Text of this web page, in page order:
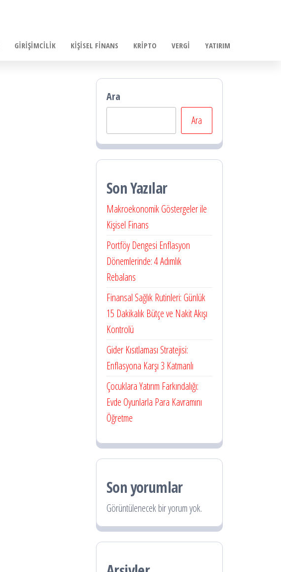
GIRIŞIMCILIK KIŞISEL FINANS KRIPTO VERGI YATIRIM
Ara
Ara
Son Yazılar
Makroekonomik Göstergeler ile
Kişisel Finans
Portföy Dengesi Enflasyon
Dönemlerinde: 4 Adımlık
Rebalans
Finansal Sağlık Rutinleri: Günlük
15 Dakikalık Bütçe ve Nakit Akışı
Kontrolü
Gider Kısıtlaması Stratejisi:
Enflasyona Karşı 3 Katmanlı
Çocuklara Yatırım Farkındalığı:
Evde Oyunlarla Para Kavramını
Öğretme
Son yorumlar
Görüntülenecek bir yorum yok.